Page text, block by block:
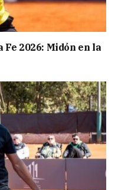
2026: Midón en la